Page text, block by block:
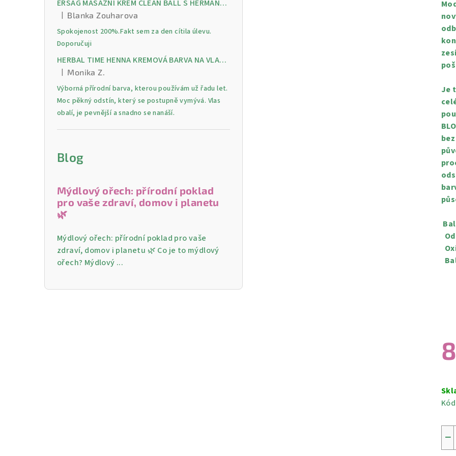
ERSAG MASÁŽNÍ KRÉM CLEAN BALL S HERMANKEM A MENTOLEM pro úlevu od bolesti, otoků a napětí ve svalech
Hodnocení produktu je 5 z 5 hvězdiček.
Blanka Zouharova
Spokojenost 200%.Fakt sem za den cítila úlevu.
Doporučuji
HERBAL TIME HENNA KREMOVÁ BARVA NA VLASY 9 Lilek 75 ml
Hodnocení produktu je 5 z 5 hvězdiček.
Monika Z.
Výborná přírodní barva, kterou používám už řadu let.
Moc pěkný odstín, který se postupně vymývá. Vlas
obalí, je pevnější a snadno se nanáší.
Blog
Mýdlový ořech: přírodní poklad
pro vaše zdraví, domov i planetu
🌿
Mýdlový ořech: přírodní poklad pro vaše
zdraví, domov i planetu 🌿 Co je to mýdlový
ořech? Mýdlový ...
Je
−